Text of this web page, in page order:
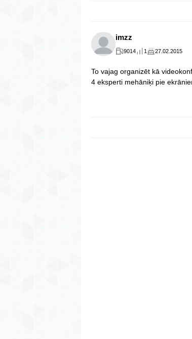
imzz
9014 1 27.02.2015
To vajag organizēt kā
4 eksperti mehāniķi pie